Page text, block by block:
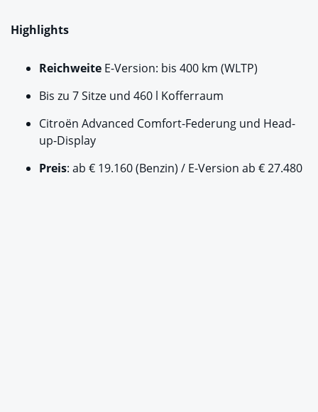
Highlights
Reichweite E-Version: bis 400 km (WLTP)
Bis zu 7 Sitze und 460 l Kofferraum
Citroën Advanced Comfort-Federung und Head-
up-Display
Preis: ab € 19.160 (Benzin) / E-Version ab € 27.480